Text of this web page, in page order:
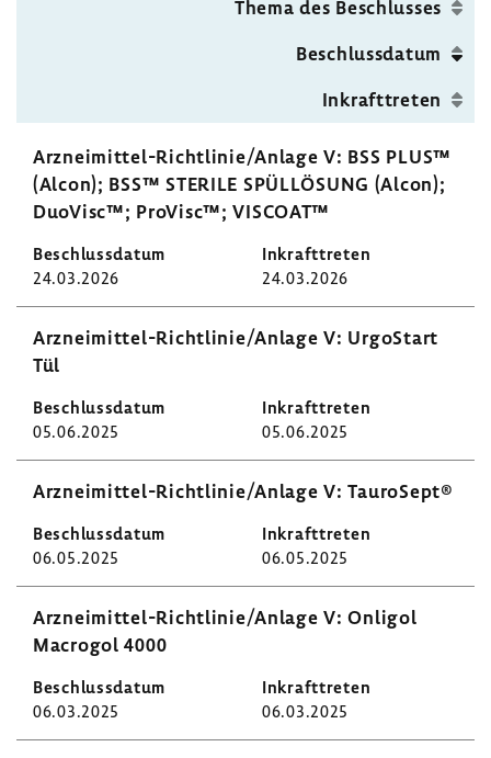
Thema des Beschlusses
Beschluss­datum
Inkraft­treten
Arzneimittel-​Richtlinie/Anlage V: BSS PLUS™
(Alcon); BSS™ STERILE SPÜL­LÖ­SUNG (Alcon);
DuoVisc™; ProVisc™; VISCOAT™
24.03.2026 24.03.2026
Arzneimittel-​Richtlinie/Anlage V: UrgoStart
Tül
05.06.2025 05.06.2025
Arzneimittel-​Richtlinie/Anlage V: Tauro­Sept®
06.05.2025 06.05.2025
Arzneimittel-​Richtlinie/Anlage V: Onligol
Macrogol 4000
06.03.2025 06.03.2025